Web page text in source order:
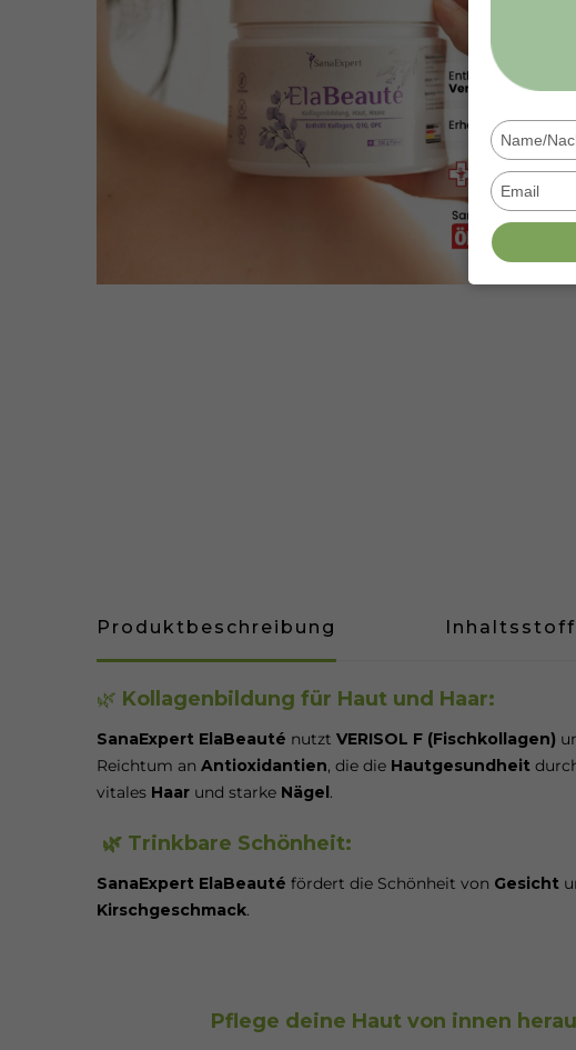
Produktbeschreibung
🌿 Kollagenbildung für Haut und Haar:
SanaExpert ElaBeauté nutzt VERISOL F (Fischkollagen)
Reichtum an Antioxidantien, die die Hautgesundheit
vitales Haar und starke Nägel.
🌿 Trinkbare Schönheit:
SanaExpert ElaBeauté fördert die Schönheit von Gesicht
Kirschgeschmack.
Pflege deine Haut von innen